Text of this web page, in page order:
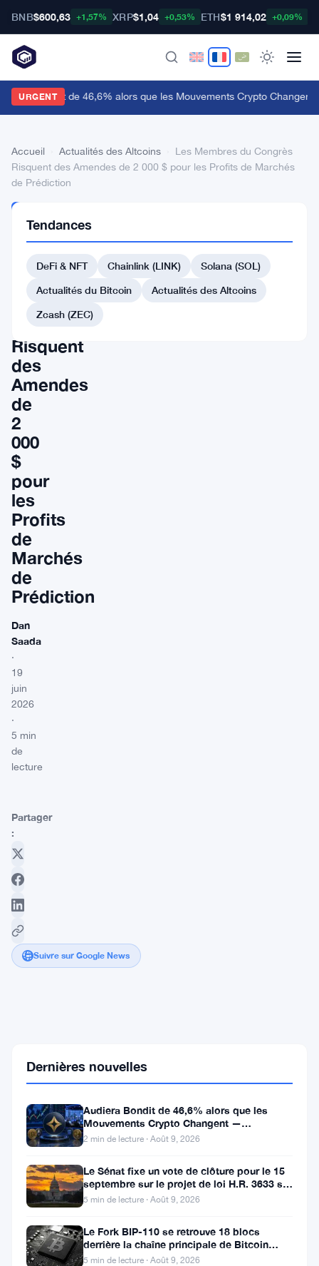
BNB$600,63 +1,57% XRP$1,04 +0,53% ETH$1 914,02 +0,09%
URGENT
Bondit de 46,6% alors que les Mouvements Crypto Changent
Accueil Actualités des Altcoins
Les Membres du Congrès
Risquent des Amendes de 2 000 $ pour les Profits de Marchés
de Prédiction
DES
ALTCOINS
Les
Membres
Congrès
Risquent
des
Amendes
de
2
000
$
pour
les
Profits
de
Marchés
de
Prédiction
Dan
Saada
·
19
juin
2026
·
5 min
de
lecture
Partager
:
Suivre sur Google News
Risquent
Profits
Prédiction
Tendances
DeFi & NFT Chainlink (LINK)
Solana (SOL)
Actualités du Bitcoin
Actualités des Altcoins
Zcash (ZEC)
Dernières nouvelles
Audiera Bondit de 46,6% alors que les
Mouvements Crypto Changent —
Mouvements Quotidiens 9 Août
2 min de lecture · Août 9, 2026
Le Sénat fixe un vote de clôture pour le 15
septembre sur le projet de loi H.R. 3633 sur
le marché des cryptos
5 min de lecture · Août 9, 2026
Le Fork BIP-110 se retrouve 18 blocs
derrière la chaîne principale de Bitcoin
après la scission des Roughnecks
5 min de lecture · Août 9, 2026